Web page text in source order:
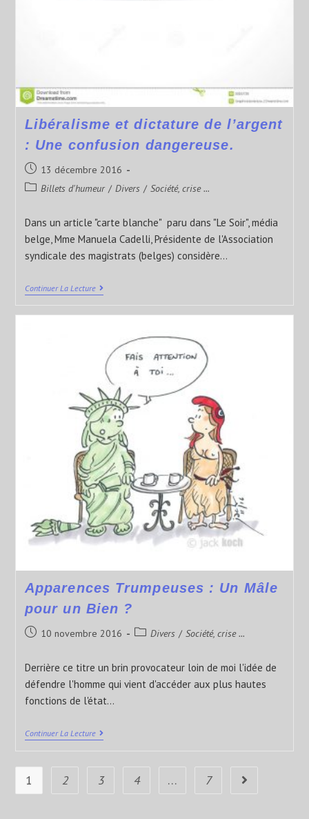
Libéralisme et dictature de l’argent
: Une confusion dangereuse.
13 décembre 2016
Billets d'humeur / Divers / Société, crise ...
Dans un article "carte blanche" paru dans "Le Soir", média
belge, Mme Manuela Cadelli, Présidente de l'Association
syndicale des magistrats (belges) considère…
Continuer La Lecture
Apparences Trumpeuses : Un Mâle
pour un Bien ?
10 novembre 2016 Divers / Société, crise ...
Derrière ce titre un brin provocateur loin de moi l'idée de
défendre l'homme qui vient d'accéder aux plus hautes
fonctions de l'état…
Continuer La Lecture
1 2 3 4 … 7